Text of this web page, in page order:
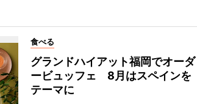
食べる
グランドハイアット福岡でオーダ
ービュッフェ 8月はスペインを
テーマに